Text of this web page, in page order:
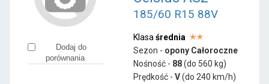
Dodaj do
porównania
185/60 R15 88V
Klasa średnia
Sezon - opony Całoroczne
Nośność - 88(do 560 kg)
Prędkość - V(do 240 km/h)